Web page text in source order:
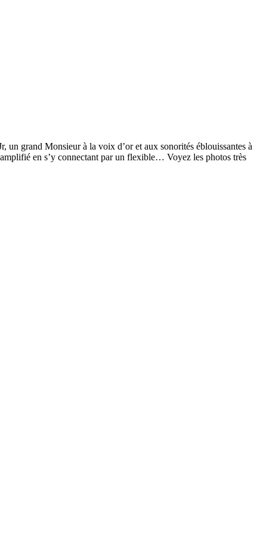
un grand Monsieur à la voix d’or et aux sonorités éblouissantes à
en s’y connectant par un flexible… Voyez les photos très